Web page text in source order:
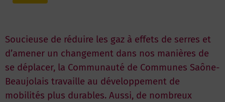
Soucieuse de réduire les gaz à effets de serres et
d’amener un changement dans nos manières de
se déplacer, la Communauté de Communes Saône-
Beaujolais travaille au développement de
mobilités plus durables. Aussi, de nombreux